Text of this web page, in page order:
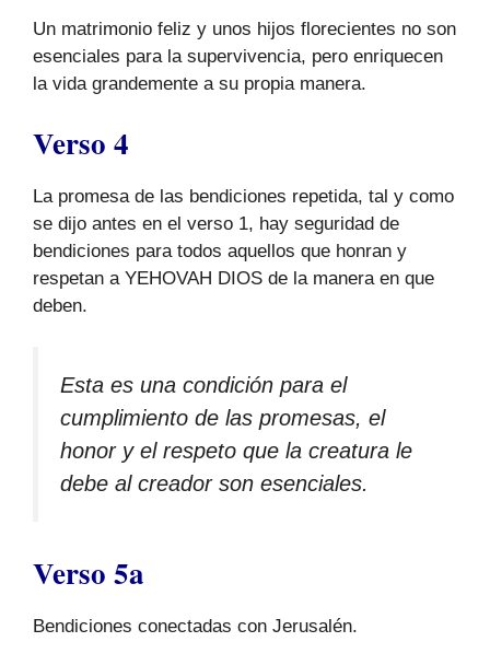
Un matrimonio feliz y unos hijos florecientes no son
esenciales para la supervivencia, pero enriquecen
la vida grandemente a su propia manera.
Verso 4
La promesa de las bendiciones repetida, tal y como
se dijo antes en el verso 1, hay seguridad de
bendiciones para todos aquellos que honran y
respetan a YEHOVAH DIOS de la manera en que
deben.
Esta es una condición para el
cumplimiento de las promesas, el
honor y el respeto que la creatura le
debe al creador son esenciales.
Verso 5a
Bendiciones conectadas con Jerusalén.